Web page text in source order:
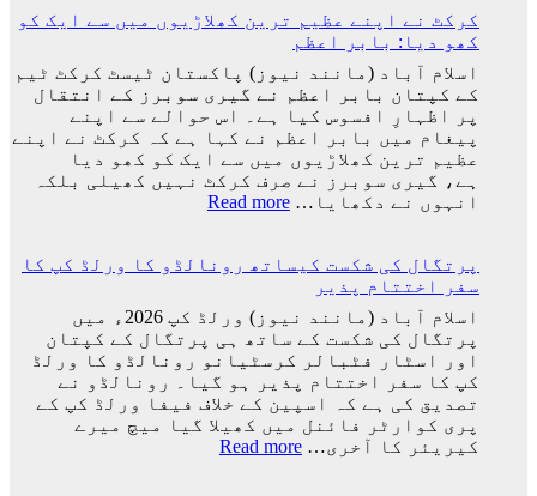
واپس
کیوں
گئے؟
وجہ
سامنے
آ
گئی
کا
بند
ہوا،
جو
اچھا
کھیلے
گا
وہ
ٹیم
ہوگا:
فاطمہ
ثنا
کرکٹ نے اپنے عظیم ترین کھلاڑیوں میں سے ایک کو
کھو دیا: بابر اعظم
اسلام آباد (مانند نیوز) پاکستان ٹیسٹ کرکٹ ٹیم
کے کپتان بابر اعظم نے گیری سوبرز کے انتقال
پر اظہارِ افسوس کیا ہے۔ اس حوالے سے اپنے
پیغام میں بابر اعظم نے کہا ہے کہ کرکٹ نے اپنے
عظیم ترین کھلاڑیوں میں سے ایک کو کھو دیا
ہے، گیری سوبرز نے صرف کرکٹ نہیں کھیلی بلکہ
انہوں نے دکھایا… Read more
:
اپنے
ترین
کھلاڑیوں
میں
سے
ایک
کو
کھو
پرتگال کی شکست کیساتھ رونالڈو کا ورلڈ کپ کا
سفر اختتام پذیر
اسلام آباد (مانند نیوز) ورلڈ کپ 2026ء میں
پرتگال کی شکست کے ساتھ ہی پرتگال کے کپتان
اور اسٹار فٹبالر کرسٹیانو رونالڈو کا ورلڈ
کپ کا سفر اختتام پذیر ہو گیا۔ رونالڈو نے
تصدیق کی ہے کہ اسپین کے خلاف فیفا ورلڈ کپ کے
پری کوارٹر فائنل میں کھیلا گیا میچ میرے
کیریئر کا آخری… Read more
: